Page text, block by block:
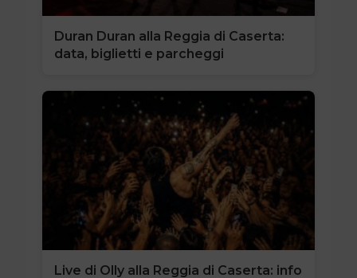
Duran Duran alla Reggia di Caserta:
data, biglietti e parcheggi
Live di Olly alla Reggia di Caserta: info